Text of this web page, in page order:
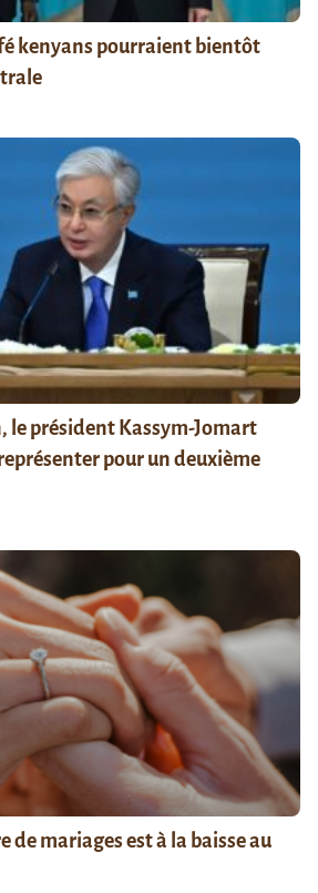
kenyans pourraient bientôt
le président Kassym-Jomart
pour un deuxième
de mariages est à la baisse au